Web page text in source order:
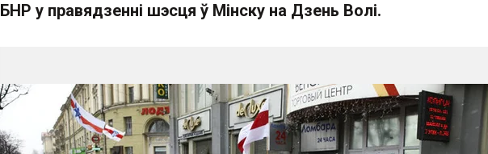
БНР у правядзенні шэсця ў Мінску на Дзень Волі.